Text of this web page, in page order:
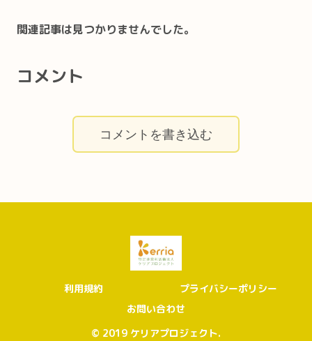
関連記事は見つかりませんでした。
コメント
コメントを書き込む
利用規約
プライバシーポリシー
お問い合わせ
© 2019 ケリアプロジェクト.